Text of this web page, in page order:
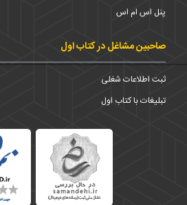
پنل اس ام اس
صاحبین مشاغل در کتاب اول
ثبت اطلاعات شغلی
تبلیغات با کتاب اول